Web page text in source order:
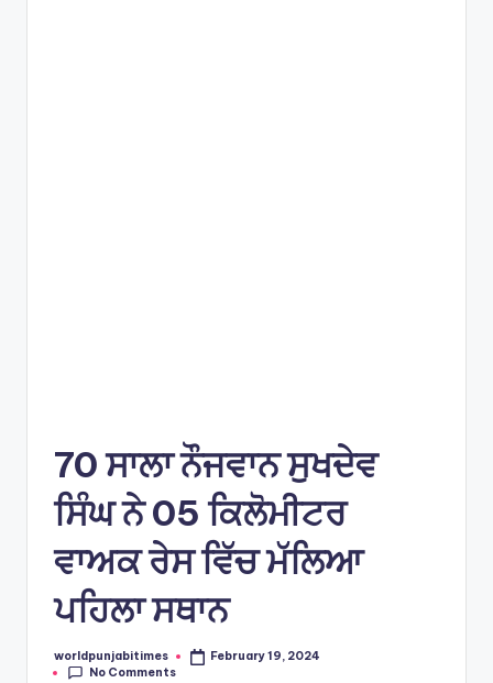
70 ਸਾਲਾ ਨੌਜਵਾਨ ਸੁਖਦੇਵ
ਸਿੰਘ ਨੇ 05 ਕਿਲੋਮੀਟਰ
ਵਾਅਕ ਰੇਸ ਵਿੱਚ ਮੱਲਿਆ
ਪਹਿਲਾ ਸਥਾਨ
Posted
by
worldpunjabitimes
February 19, 2024
No Comments